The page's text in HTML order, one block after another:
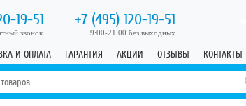
19-51 +7 (495) 120-19-51
звонок 9:00-21:00 без выходных
И ОПЛАТА ГАРАНТИЯ АКЦИИ ОТЗЫВЫ КОНТАКТЫ